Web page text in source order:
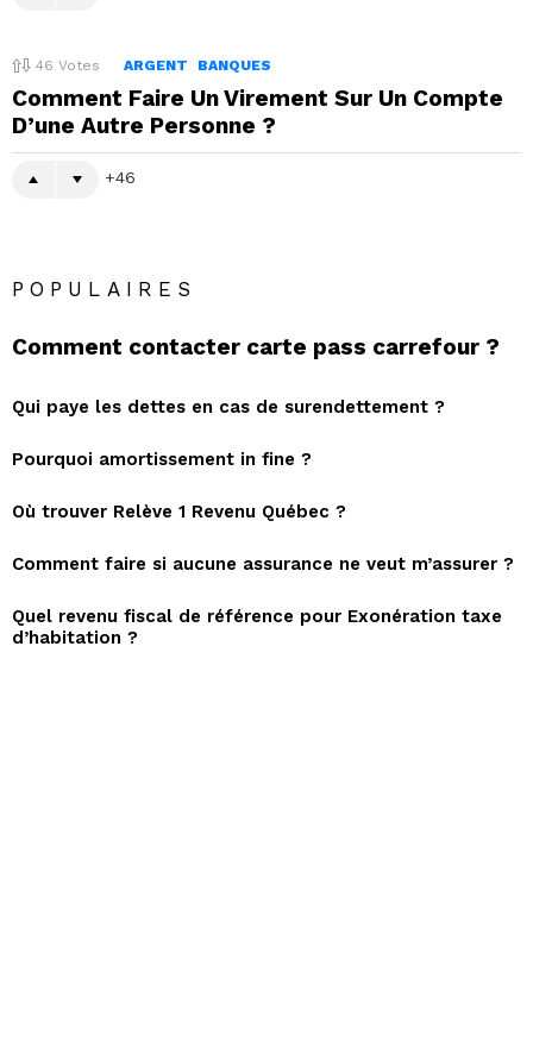
46 Votes ARGENT BANQUES
Comment Faire Un Virement Sur Un Compte
D’une Autre Personne ?
46
POPULAIRES
Comment contacter carte pass carrefour ?
Qui paye les dettes en cas de surendettement ?
Pourquoi amortissement in fine ?
Où trouver Relève 1 Revenu Québec ?
Comment faire si aucune assurance ne veut m’assurer ?
Quel revenu fiscal de référence pour Exonération taxe
d’habitation ?